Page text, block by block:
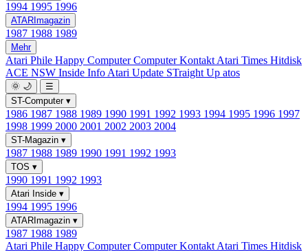
1994 1995 1996
ATARImagazin
1987 1988 1989
Mehr
Atari Phile Happy ComputerComputer Kontakt Atari Times Hitdisk
ACE NSW Inside Info Atari Update STraight Up atos
🌞 🌙
☰
ST-Computer ▾
1986 1987 1988 1989 1990 1991 1992 1993 1994 1995 1996 1997
1998 1999 2000 2001 2002 2003 2004
ST-Magazin ▾
1987 1988 1989 1990 1991 1992 1993
TOS ▾
1990 1991 1992 1993
Atari Inside ▾
1994 1995 1996
ATARImagazin ▾
1987 1988 1989
Atari Phile Happy ComputerComputer Kontakt Atari Times Hitdisk